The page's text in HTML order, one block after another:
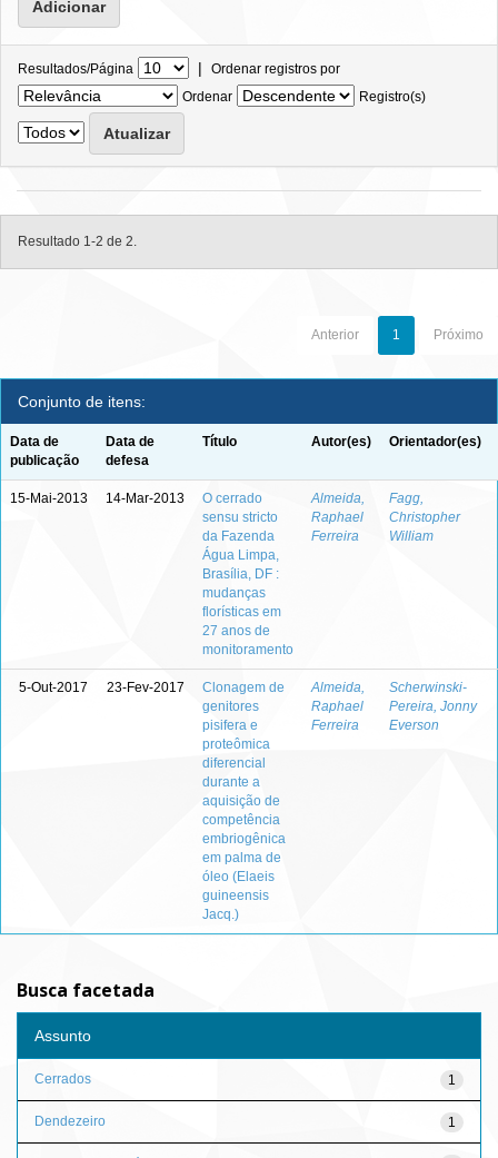
Resultados/Página | Ordenar registros por
Ordenar
Registro(s)
Resultado 1-2 de 2.
Anterior 1 Próximo
Conjunto de itens:
Data de
publicação
Data de
defesa
Título Autor(es) Orientador(es)
15-Mai-2013 14-Mar-2013
O cerrado
sensu stricto
da Fazenda
Água Limpa,
Brasília, DF :
mudanças
florísticas em
27 anos de
monitoramento
Almeida,
Raphael
Ferreira
Fagg,
Christopher
William
5-Out-2017 23-Fev-2017
Clonagem de
genitores
pisifera e
proteômica
diferencial
durante a
aquisição de
competência
embriogênica
em palma de
óleo (Elaeis
guineensis
Jacq.)
Almeida,
Raphael
Ferreira
Scherwinski-
Pereira, Jonny
Everson
Busca facetada
Assunto
1
Cerrados
1
Dendezeiro